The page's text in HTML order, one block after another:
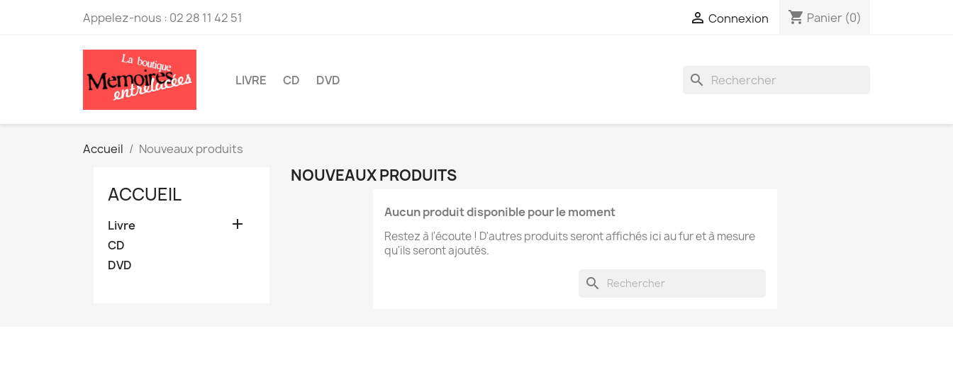
Appelez-nous : 02 28 11 42 51  Connexion shopping_cart Panier (0)
LIVRE CD DVD search
Accueil Nouveaux produits
ACCUEIL
Livre 
CD
DVD
NOUVEAUX PRODUITS
Aucun produit disponible pour le moment
Restez à l'écoute ! D'autres produits seront affichés ici au fur et à mesure
qu'ils seront ajoutés.
search